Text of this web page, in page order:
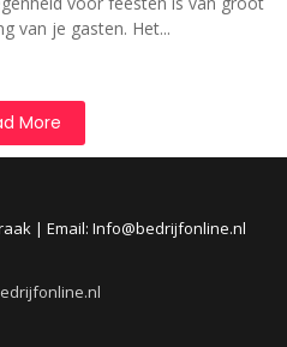
van je gasten. Het...
More
| Email: Info@bedrijfonline.nl